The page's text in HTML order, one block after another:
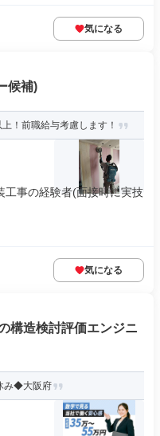
気になる
候補)
！前職給与考慮します！
工事の経験者(面接時に実技
気になる
構造検討評価エンジニ
み◆大阪府